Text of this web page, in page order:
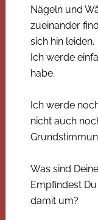
Nägeln und
zueinander
sich hin leiden.
Ich werde
habe.
Ich werde
nicht auch
Was sind
Empfindest
damit um?